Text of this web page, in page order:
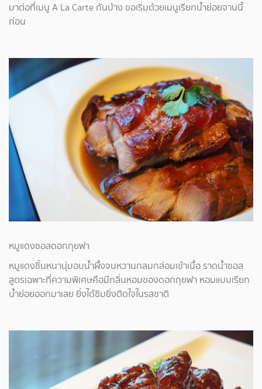
มาต่อที่เมนู A La Carte กันบ้าง ขอเริ่มด้วยเมนูเรียกน้ำย่อยจานนี้
ก่อน
หมูแดงซอสดอกกุยฟา
หมูแดงชิ้นหนานุ่มอบน้ำผึ้งจนหวานกลมกล่อมเข้าเนื้อ ราดน้ำซอส
สูตรเฉพาะที่ความพิเศษคือมีกลิ่นหอมของดอกกุยฟา หอมแบบเรียก
น้ำย่อยออกมาเลย ยิ่งได้ชิมยิ่งติดใจในรสชาติ